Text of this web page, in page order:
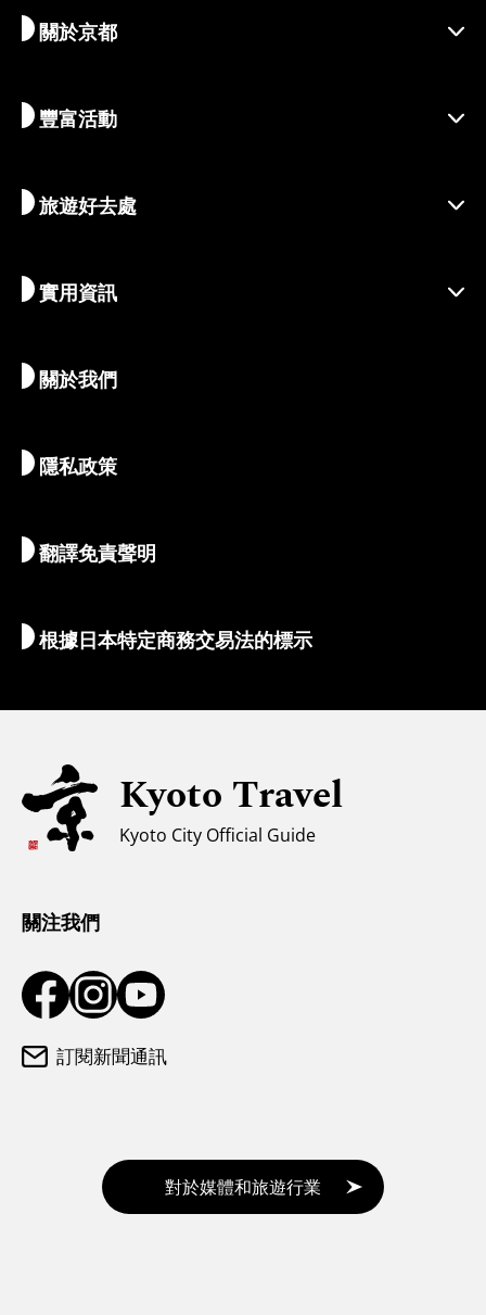
關於京都
探索京都
季節性資訊
永續旅遊
豐富活動
出遊靈感
體驗活動
藝術與文化
清晨與夜間時光
住宿推薦
旅遊好去處
目的地
推薦行程
實用資訊
暢遊京都
地圖和工具
解說員導覽
外幣兌換/稅收
無障礙旅遊
穆斯林友善環境
氣候和服裝
關於我們
隱私政策
翻譯免責聲明
根據日本特定商務交易法的標示
Kyoto Travel
Kyoto City Official Guide
關注我們
訂閱新聞通訊
對於媒體和旅遊行業